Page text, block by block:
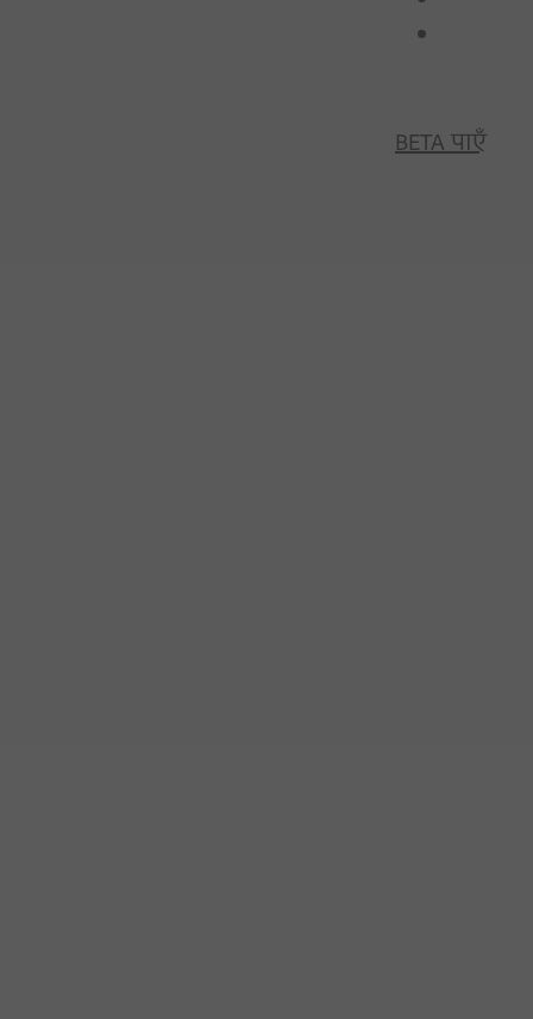
BETA पाएँ